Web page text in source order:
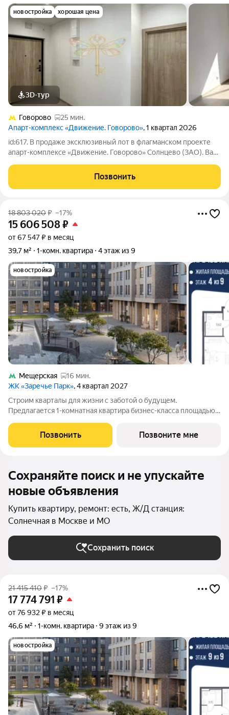
новостройка хорошая цена
3D-тур
Говорово
25 мин.
Апарт-комплекс «Движение. Говорово», 1 квартал 2026
id:617. В продаже эксклюзивный лот в флагманском проекте
апарт-комплексе «Движение. Говорово» Солнцево (ЗАО). Вас
геометрией комнат. Монолитная кирпичная технология
строительства гарантирует
Позвонить
18 803 020₽ –17%
15 606 508₽
от 67 547 ₽ в месяц
39,7 м²
1-комн. квартира 4 этаж из 9
новостройка
Мещерская
16 мин.
ЖК «Заречье Парк», 4 квартал 2027
Строим кварталы для жизни с заботой о будущем.
Предлагается 1-комнатная квартира бизнес-класса площадью
комплексе "Заречье Парк".Квартира сдается с отделкой из
качественных материалов: так,
Позвонить Позвоните мне
Сохраняйте поиск и не упускайте
новые объявления
Купить квартиру, ремонт: есть, Ж/Д станция:
Солнечная в Москве и МО
Сохранить поиск
21 415 410₽ –17%
17 774 791 ₽
от 76 932 ₽ в месяц
46,6 м²
1-комн. квартира 9 этаж из 9
новостройка